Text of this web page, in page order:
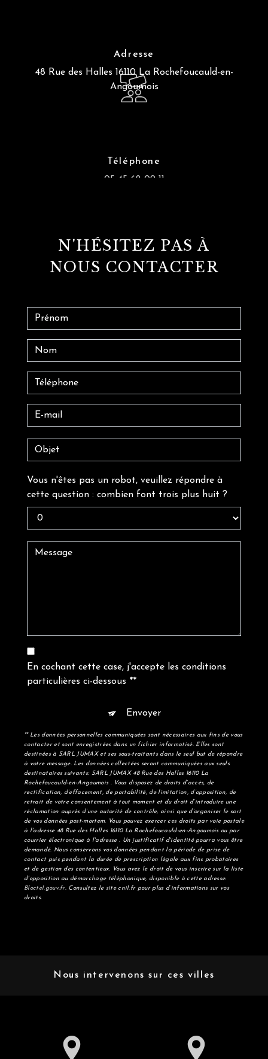
Adresse
48 Rue des Halles 16110 La Rochefoucauld-en-
Angoumois
Téléphone
05 45 62 09 11
N'HÉSITEZ PAS À
NOUS CONTACTER
Vous n'êtes pas un robot, veuillez répondre à
cette question : combien font trois plus huit ?
En cochant cette case, j'accepte les conditions
particulières ci-dessous **
Envoyer
** Les données personnelles communiquées sont nécessaires aux fins de vous
contacter et sont enregistrées dans un fichier informatisé. Elles sont
destinées à SARL JUMAX et ses sous-traitants dans le seul but de répondre
à votre message. Les données collectées seront communiquées aux seuls
destinataires suivants: SARL JUMAX 48 Rue des Halles 16110 La
Rochefoucauld-en-Angoumois . Vous disposez de droits d’accès, de
rectification, d’effacement, de portabilité, de limitation, d’opposition, de
retrait de votre consentement à tout moment et du droit d’introduire une
réclamation auprès d’une autorité de contrôle, ainsi que d’organiser le sort
de vos données post-mortem. Vous pouvez exercer ces droits par voie postale
à l'adresse 48 Rue des Halles 16110 La Rochefoucauld-en-Angoumois ou par
courrier électronique à l'adresse . Un justificatif d'identité pourra vous être
demandé. Nous conservons vos données pendant la période de prise de
contact puis pendant la durée de prescription légale aux fins probatoires
et de gestion des contentieux. Vous avez le droit de vous inscrire sur la liste
d'opposition au démarchage téléphonique, disponible à cette adresse:
Bloctel.gouv.fr. Consultez le site cnil.fr pour plus d’informations sur vos
droits.
Nous intervenons sur ces villes